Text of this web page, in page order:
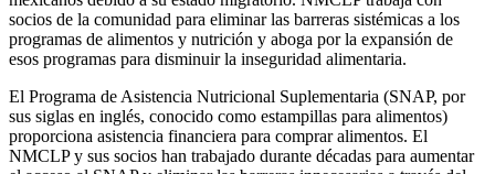
socios de la comunidad para eliminar las barreras sistémicas a los
programas de alimentos y nutrición y aboga por la expansión de
esos programas para disminuir la inseguridad alimentaria.
El Programa de Asistencia Nutricional Suplementaria (SNAP, por
sus siglas en inglés, conocido como estampillas para alimentos)
proporciona asistencia financiera para comprar alimentos. El
NMCLP y sus socios han trabajado durante décadas para aumentar